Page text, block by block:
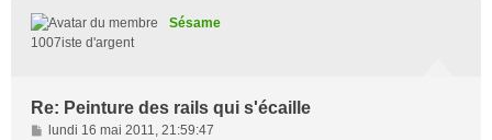
Sésame
1007iste d'argent
Re: Peinture des rails qui s'écaille
Mlundi 16 mai 2011, 21:59:47